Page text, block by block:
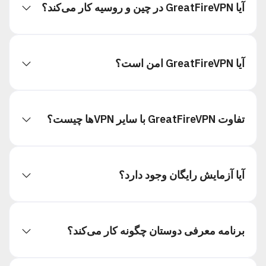
سه راه مطمئن وجود دارد — ارز دیجیتال (بهترین)،
آیا GreatFireVPN در چین و روسیه کار می‌کند؟
و سایر کشورهای با سانسور اینترنت کار می‌کند. برنامه ما
آیا GreatFireVPN امن است؟
یک سازمان ضد سانسور که در سال ۲۰۱۱ تأسیس شده
تفاوت GreatFireVPN با سایر VPN‌ها چیست؟
برخلاف VPN‌های تجاری که روی استریمینگ تمرکز دارند،
آیا آزمایش رایگان وجود دارد؟
بله، ما ۳۰ روز دسترسی رایگان در اولین نصب برنامه ارائه
می‌دهیم. نیازی به ثبت‌نام یا کارت اعتباری نیست.
برنامه معرفی دوستان چگونه کار می‌کند؟